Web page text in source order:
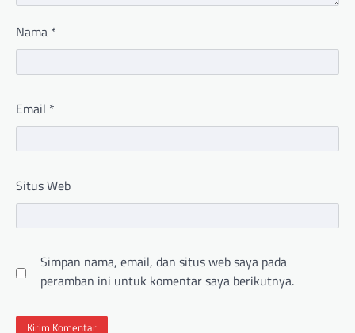
Nama *
Email *
Situs Web
Simpan nama, email, dan situs web saya pada
peramban ini untuk komentar saya berikutnya.